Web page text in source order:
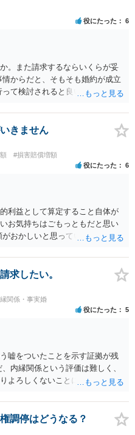
役にたった 6
。また請求するならいくらが妥
からだと、そもそも婚約が成立
て検討されると良いと思いま
て同棲のために金銭的不利益が
しているかどうかは別として、話
て支払いゼロを目指すよりは、
考える可能性はあります。
きません
#損害賠償増額
役にたった 6
利益として算定すること自体が
お気持ちはごもっともだと思い
おかしいと思っているからこそ
になるとその「おかしい」請求
的利益として成功報酬を算定す
タイムチャージを併用したり、
日当で調整したり、できるだけ
勝訴インセンティブが働きにく
側の主張額を鵜呑みにした排除
して反対の立場であれば、２～
額がいくらくらいかを提示した
うなので、やはり難点がありま
求したい。
関係・事実婚
役にたった 5
嘘をついたことを示す証拠が残
内縁関係という評価は難しく、
よろしくないことにご留意なさ
調停はどうなる？